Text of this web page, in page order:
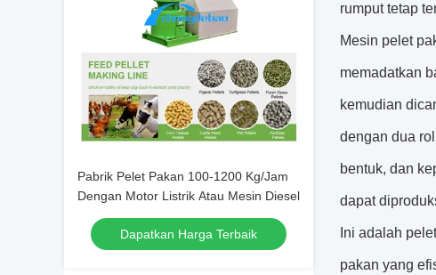
Pabrik Pelet Pakan 100-1200 Kg/Jam
Dengan Motor Listrik Atau Mesin Diesel
Dapatkan Harga Terbaik
rumput tetap
Mesin pelet
memadatkan
kemudian
dengan dua
bentuk, dan
dapat
Ini adalah
pakan yang